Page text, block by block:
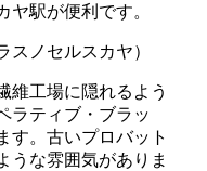
ヤ駅が便利です。
スノセルスカヤ）
維工場に隠れるよう
ラティブ・ブラッ
す。古いプロバット
うな雰囲気がありま